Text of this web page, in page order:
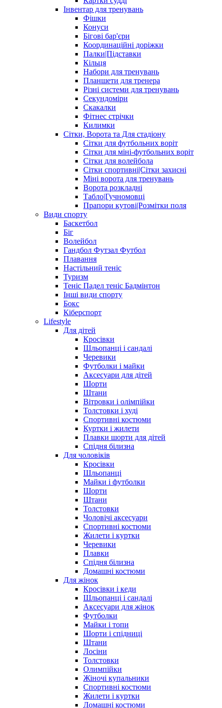
Інвентар для тренувань
Фішки
Конуси
Бігові бар'єри
Координаційні доріжки
Палки|Підставки
Кільця
Набори для тренувань
Планшети для тренера
Різні системи для тренувань
Секундоміри
Скакалки
Фітнес стрічки
Килимки
Сітки, Ворота та Для стадіону
Сітки для футбольних воріт
Сітки для міні-футбольних воріт
Сітки для волейбола
Сітки спортивні|Cітки захисні
Міні ворота для тренувань
Ворота розкладні
Табло|Гучномовці
Прапори кутові|Розмітки поля
Види спорту
Баскетбол
Біг
Волейбол
Гандбол Футзал Футбол
Плавання
Настільний теніс
Туризм
Теніс Падел теніс Бадмінтон
Інші види спорту
Бокс
Кіберспорт
Lifestyle
Для дітей
Кросівки
Шльопанці і сандалі
Черевики
Футболки і майки
Аксесуари для дітей
Шорти
Штани
Вітровки і олімпійки
Толстовки і худі
Спортивні костюми
Куртки і жилети
Плавки шорти для дітей
Спідня білизна
Для чоловіків
Кросівки
Шльопанці
Майки і футболки
Шорти
Штани
Толстовки
Чоловічі аксесуари
Спортивні костюми
Жилети і куртки
Черевики
Плавки
Спідня білизна
Домашні костюми
Для жінок
Кросівки і кеди
Шльопанці і сандалі
Аксесуари для жінок
Футболки
Майки і топи
Шорти і спідниці
Штани
Лосіни
Толстовки
Олимпійки
Жіночі купальники
Спортивні костюми
Жилети і куртки
Домашні костюми